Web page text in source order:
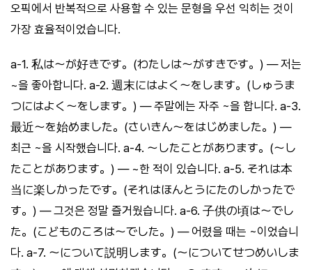
오픽에서 반복적으로 사용할 수 있는 문형을 우선 익히는 것이
가장 효율적이었습니다.
a-1. 私は〜が好きです。(わたしは〜がすきです。) — 저는
~을 좋아합니다. a-2. 週末にはよく〜をします。(しゅうま
つにはよく〜をします。) — 주말에는 자주 ~을 합니다. a-3.
最近〜を始めました。(さいきん〜をはじめました。) —
최근 ~을 시작했습니다. a-4. 〜したことがあります。(〜し
たことがあります。) — ~한 적이 있습니다. a-5. それは本
当に楽しかったです。(それはほんとうにたのしかったで
す。) — 그것은 정말 즐거웠습니다. a-6. 子供の頃は〜でし
た。(こどものころは〜でした。) — 어렸을 때는 ~이었습니
다. a-7. 〜について説明します。(〜についてせつめいしま